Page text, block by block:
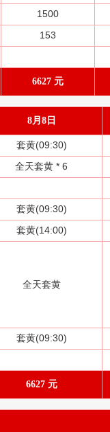
1500
153
6627 元
8月8日
套黄(09:30)
全天套黄 * 6
套黄(09:30)
套黄(14:00)
全天套黄
套黄(09:30)
6627 元